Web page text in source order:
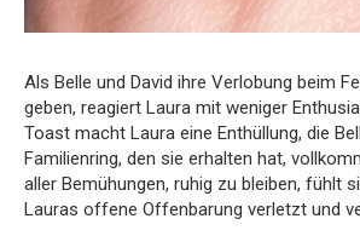
Als Belle und David ihre Verlobung beim
geben, reagiert Laura mit weniger
Toast macht Laura eine Enthüllung, die
Familienring, den sie erhalten hat,
aller Bemühungen, ruhig zu bleiben, fühlt
Lauras offene Offenbarung verletzt und